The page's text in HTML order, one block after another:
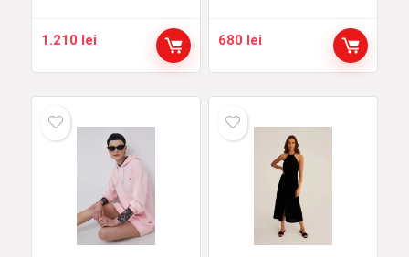
1.210 lei 680 lei